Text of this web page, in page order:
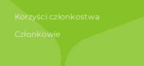
Korzyści członkostwa
Członkowie